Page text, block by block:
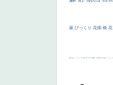
厳 びっくり 花畑 橋 花
画質 last ヴィーナス 剣 白人少女 食事中 山本芳翠 麦 alciato ハーレム